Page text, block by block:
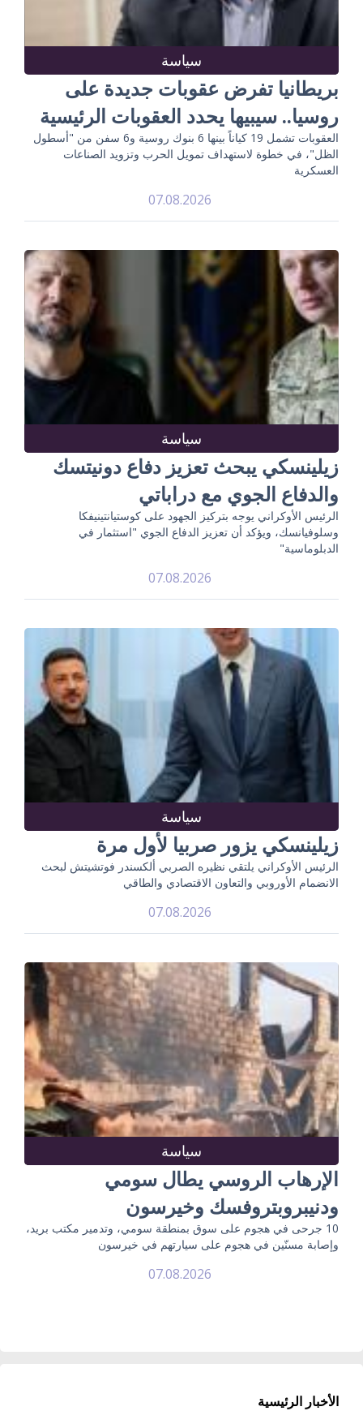
سياسة
بريطانيا تفرض عقوبات جديدة على
روسيا.. سيبيها يحدد العقوبات الرئيسية
العقوبات تشمل 19 كياناً بينها 6 بنوك روسية و6 سفن من "أسطول
الظل"، في خطوة لاستهداف تمويل الحرب وتزويد الصناعات
العسكرية
07.08.2026
سياسة
زيلينسكي يبحث تعزيز دفاع دونيتسك
والدفاع الجوي مع دراباتي
الرئيس الأوكراني يوجه بتركيز الجهود على كوستيانتينيفكا
وسلوفيانسك، ويؤكد أن تعزيز الدفاع الجوي "استثمار في
الدبلوماسية"
07.08.2026
سياسة
زيلينسكي يزور صربيا لأول مرة
الرئيس الأوكراني يلتقي نظيره الصربي ألكسندر فوتشيتش لبحث
الانضمام الأوروبي والتعاون الاقتصادي والطاقي
07.08.2026
سياسة
الإرهاب الروسي يطال سومي
ودنيبروبتروفسك وخيرسون
10 جرحى في هجوم على سوق بمنطقة سومي، وتدمير مكتب بريد،
وإصابة مسنّين في هجوم على سيارتهم في خيرسون
07.08.2026
الأخبار الرئيسية